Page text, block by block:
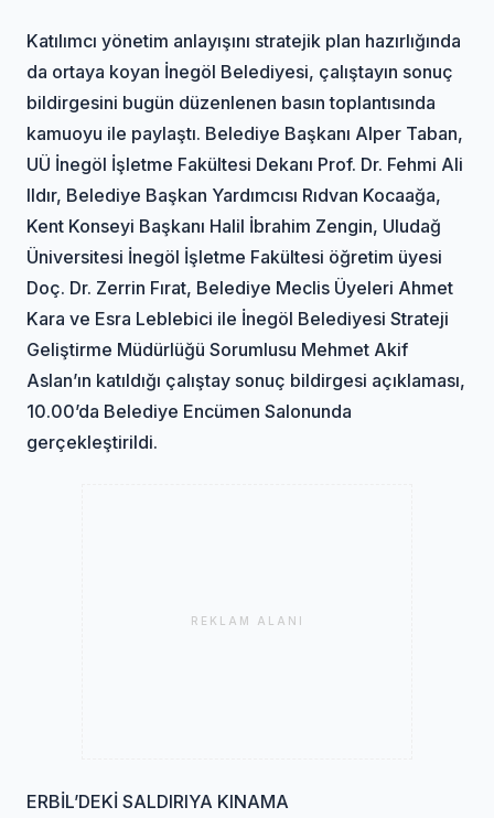
Katılımcı yönetim anlayışını stratejik plan hazırlığında
da ortaya koyan İnegöl Belediyesi, çalıştayın sonuç
bildirgesini bugün düzenlenen basın toplantısında
kamuoyu ile paylaştı. Belediye Başkanı Alper Taban,
UÜ İnegöl İşletme Fakültesi Dekanı Prof. Dr. Fehmi Ali
Ildır, Belediye Başkan Yardımcısı Rıdvan Kocaağa,
Kent Konseyi Başkanı Halil İbrahim Zengin, Uludağ
Üniversitesi İnegöl İşletme Fakültesi öğretim üyesi
Doç. Dr. Zerrin Fırat, Belediye Meclis Üyeleri Ahmet
Kara ve Esra Leblebici ile İnegöl Belediyesi Strateji
Geliştirme Müdürlüğü Sorumlusu Mehmet Akif
Aslan’ın katıldığı çalıştay sonuç bildirgesi açıklaması,
10.00’da Belediye Encümen Salonunda
gerçekleştirildi.
REKLAM ALANI
ERBİL’DEKİ SALDIRIYA KINAMA